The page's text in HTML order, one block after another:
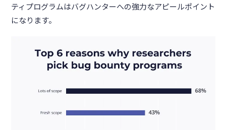
ティプログラムはバグハンターへの強力なアピールポイント
になります。